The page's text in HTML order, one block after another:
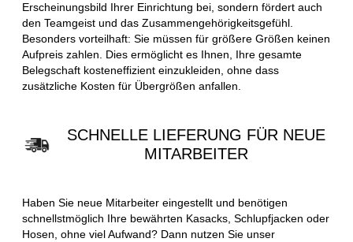
Erscheinungsbild Ihrer Einrichtung bei, sondern fördert auch
den Teamgeist und das Zusammengehörigkeitsgefühl.
Besonders vorteilhaft: Sie müssen für größere Größen keinen
Aufpreis zahlen. Dies ermöglicht es Ihnen, Ihre gesamte
Belegschaft kosteneffizient einzukleiden, ohne dass
zusätzliche Kosten für Übergrößen anfallen.
SCHNELLE LIEFERUNG FÜR NEUE
MITARBEITER
Haben Sie neue Mitarbeiter eingestellt und benötigen
schnellstmöglich Ihre bewährten Kasacks, Schlupfjacken oder
Hosen, ohne viel Aufwand? Dann nutzen Sie unser